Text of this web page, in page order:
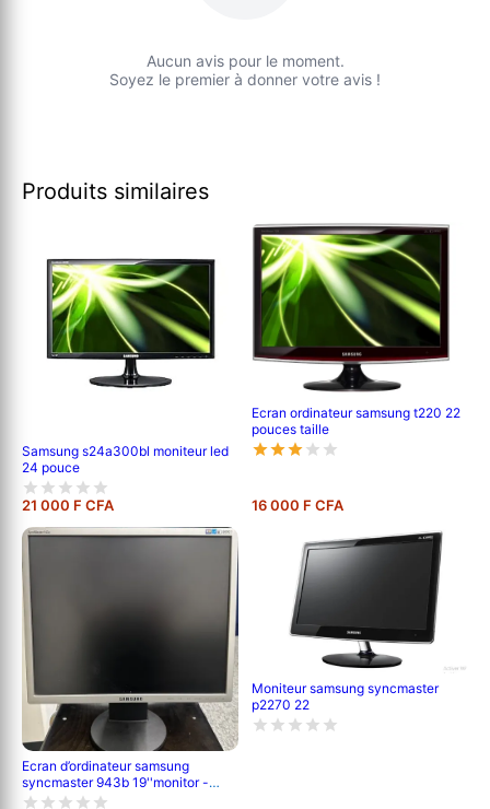
Aucun avis pour le moment.
Soyez le premier à donner votre avis !
Produits similaires
Samsung s24a300bl moniteur led
24 pouce
21 000 F CFA
Ecran ordinateur samsung t220 22
pouces taille
16 000 F CFA
Ecran d’ordinateur samsung
syncmaster 943b 19''monitor -
black
Moniteur samsung syncmaster
p2270 22